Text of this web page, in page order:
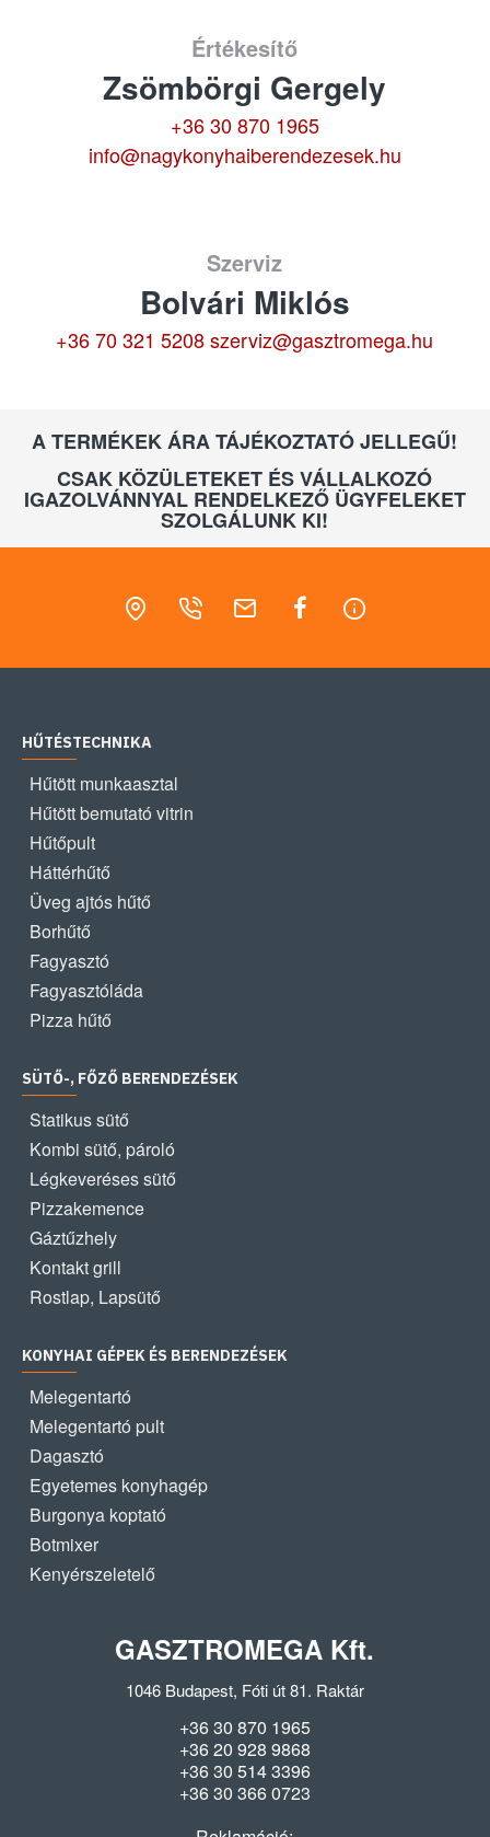
Értékesítő
Zsömbörgi Gergely
+36 30 870 1965
info@nagykonyhaiberendezesek.hu
Szerviz
Bolvári Miklós
+36 70 321 5208 szerviz@gasztromega.hu
A TERMÉKEK ÁRA TÁJÉKOZTATÓ JELLEGŰ!
CSAK KÖZÜLETEKET ÉS VÁLLALKOZÓ
IGAZOLVÁNNYAL RENDELKEZŐ ÜGYFELEKET
SZOLGÁLUNK KI!
HŰTÉSTECHNIKA
Hűtött munkaasztal
Hűtött bemutató vitrin
Hűtőpult
Háttérhűtő
Üveg ajtós hűtő
Borhűtő
Fagyasztó
Fagyasztóláda
Pizza hűtő
SÜTŐ-, FŐZŐ BERENDEZÉSEK
Statikus sütő
Kombi sütő, pároló
Légkeveréses sütő
Pizzakemence
Gáztűzhely
Kontakt grill
Rostlap, Lapsütő
KONYHAI GÉPEK ÉS BERENDEZÉSEK
Melegentartó
Melegentartó pult
Dagasztó
Egyetemes konyhagép
Burgonya koptató
Botmixer
Kenyérszeletelő
GASZTROMEGA Kft.
1046 Budapest, Fóti út 81. Raktár
+36 30 870 1965
+36 20 928 9868
+36 30 514 3396
+36 30 366 0723